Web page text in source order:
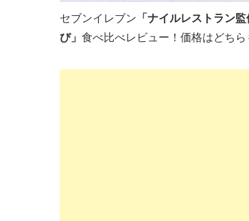
セブンイレブン 「ナイルレストラン
び」 食べ比べレビュー！価格はどちら